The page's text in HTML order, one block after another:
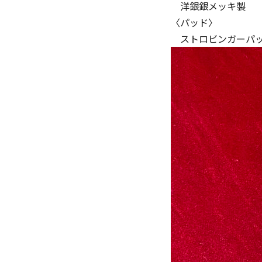
洋銀銀メッキ製
〈パッド〉
ストロビンガーパ